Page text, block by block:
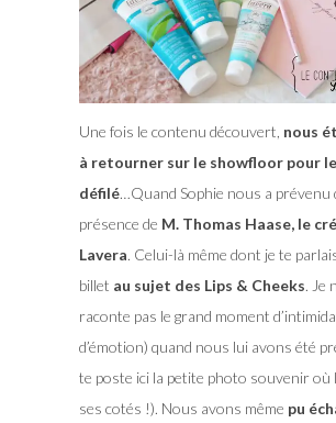
Une fois le contenu découvert, nous
à retourner sur le showfloor pour
défilé…Quand Sophie nous a prévenu
présence de M. Thomas Haase, le
Lavera. Celui-là même dont je te
billet au sujet des Lips & Cheeks. Je
raconte pas le grand moment
d’émotion) quand nous lui avons été
te poste ici la petite photo souvenir où
ses cotés !). Nous avons même pu